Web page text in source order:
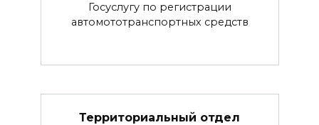
Госуслугу по регистрации
автомототранспортных средств
Территориальный отдел